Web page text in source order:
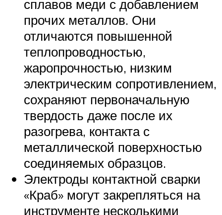
сплавов меди с добавлением
прочих металлов. Они
отличаются повышенной
теплопроводностью,
жаропрочностью, низким
электрическим сопротивлением,
сохраняют первоначальную
твердость даже после их
разогрева, контакта с
металлической поверхностью
соединяемых образцов.
Электроды контактной сварки
«Краб» могут закрепляться на
инструменте несколькими